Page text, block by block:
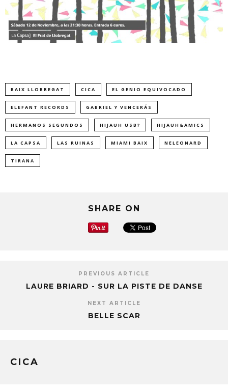
BAIX LLOBREGAT CICA EL GENIO EQUIVOCADO
ELEFANT RECORDS GABRIEL Y VENCERÁS
HERMANOS SEGUNDOS HIJAUH USB? HIJAUH&AMICS
LA CAPSA LAS RUINAS MIAMI BAIX NELEONARD
TIRANA
SHARE ON
PREVIOUS ARTICLE
LAURE BRIARD - SUR LA PISTE DE DANSE
NEXT ARTICLE
BELLE SCAR
CICA